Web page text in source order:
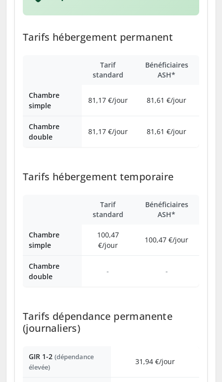
Tarifs hébergement permanent
Tarif
standard
Bénéficiaires
ASH*
Chambre
simple
81,17 €/jour 81,61 €/jour
Chambre
double
81,17 €/jour 81,61 €/jour
Tarifs hébergement temporaire
Tarif
standard
Bénéficiaires
ASH*
Chambre
simple
100,47
€/jour
100,47 €/jour
Chambre
double
- -
Tarifs dépendance permanente
(journaliers)
GIR 1-2 (dépendance
élevée)
31,94 €/jour